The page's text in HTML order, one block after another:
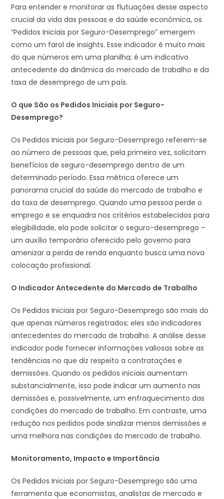
Para entender e monitorar as flutuações desse aspecto
crucial da vida das pessoas e da saúde econômica, os
“Pedidos Iniciais por Seguro-Desemprego” emergem
como um farol de insights. Esse indicador é muito mais
do que números em uma planilha; é um indicativo
antecedente da dinâmica do mercado de trabalho e da
taxa de desemprego de um país.
O que São os Pedidos Iniciais por Seguro-
Desemprego?
Os Pedidos Iniciais por Seguro-Desemprego referem-se
ao número de pessoas que, pela primeira vez, solicitam
benefícios de seguro-desemprego dentro de um
determinado período. Essa métrica oferece um
panorama crucial da saúde do mercado de trabalho e
da taxa de desemprego. Quando uma pessoa perde o
emprego e se enquadra nos critérios estabelecidos para
elegibilidade, ela pode solicitar o seguro-desemprego –
um auxílio temporário oferecido pelo governo para
amenizar a perda de renda enquanto busca uma nova
colocação profissional.
O Indicador Antecedente do Mercado de Trabalho
Os Pedidos Iniciais por Seguro-Desemprego são mais do
que apenas números registrados; eles são indicadores
antecedentes do mercado de trabalho. A análise desse
indicador pode fornecer informações valiosas sobre as
tendências no que diz respeito a contratações e
demissões. Quando os pedidos iniciais aumentam
substancialmente, isso pode indicar um aumento nas
demissões e, possivelmente, um enfraquecimento das
condições do mercado de trabalho. Em contraste, uma
redução nos pedidos pode sinalizar menos demissões e
uma melhora nas condições do mercado de trabalho.
Monitoramento, Impacto e Importância
Os Pedidos Iniciais por Seguro-Desemprego são uma
ferramenta que economistas, analistas de mercado e